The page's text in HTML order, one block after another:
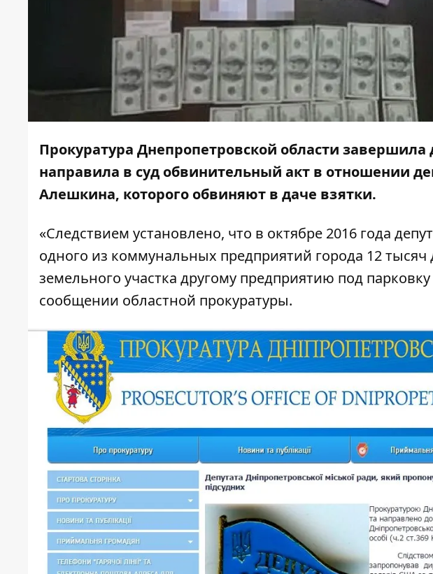
Прокуратура Днепропетровской области завершила
направила в суд обвинительный акт в отношении
Алешкина, которого обвиняют в даче взятки.
«Следствием установлено, что в октябре 2016 года
одного из коммунальных предприятий города 12 тысяч
земельного участка другому предприятию под
сообщении областной прокуратуры.